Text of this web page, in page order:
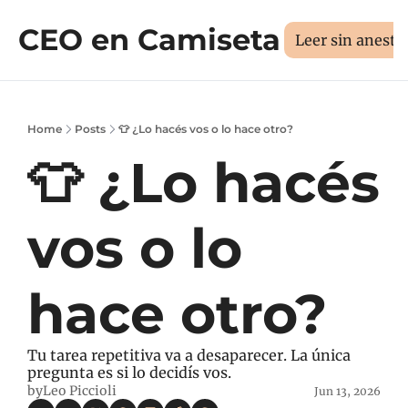
CEO en Camiseta
Medí tus 3D Sesión 1:1 Libros Manifiesto
Leer sin
Home Posts 👕 ¿Lo hacés vos o lo hace otro?
👕 ¿Lo hacés
vos o lo
hace otro?
Tu tarea repetitiva va a desaparecer. La única
pregunta es si lo decidís vos.
byLeo Piccioli Jun 13, 2026